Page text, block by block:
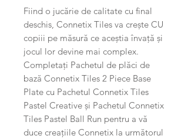
Fiind o jucărie de calitate cu final
deschis, Connetix Tiles va crește CU
copiii pe măsură ce aceștia învață și
jocul lor devine mai complex.
Completați Pachetul de plăci de
bază Connetix Tiles 2 Piece Base
Plate cu Pachetul Connetix Tiles
Pastel Creative și Pachetul Connetix
Tiles Pastel Ball Run pentru a vă
duce creațiile Connetix la următorul